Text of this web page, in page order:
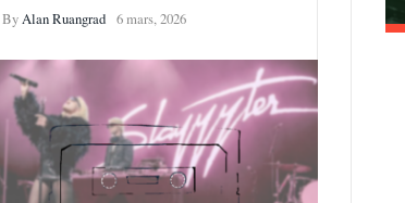
ByAlan Ruangrad 6 mars, 2026